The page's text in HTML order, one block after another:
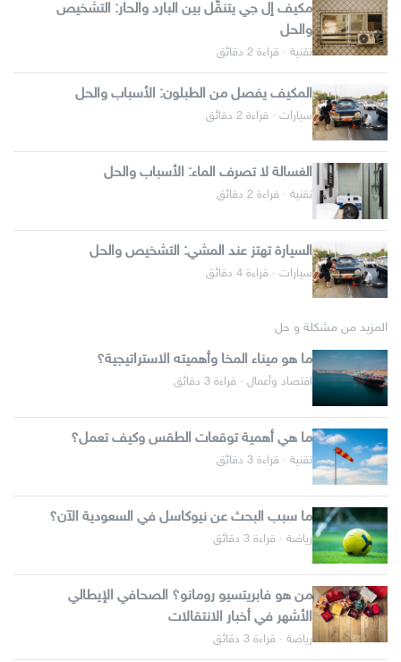
مكيف إل جي يتنقّل بين البارد والحار: التشخيص
والحل
تقنية · قراءة 2 دقائق
المكيف يفصل من الطبلون: الأسباب والحل
سيارات · قراءة 2 دقائق
الغسالة لا تصرف الماء: الأسباب والحل
تقنية · قراءة 2 دقائق
السيارة تهتز عند المشي: التشخيص والحل
سيارات · قراءة 4 دقائق
المزيد من مشكلة و حل
ما هو ميناء المخا وأهميته الاستراتيجية؟
اقتصاد وأعمال · قراءة 3 دقائق
ما هي أهمية توقعات الطقس وكيف تعمل؟
تقنية · قراءة 3 دقائق
ما سبب البحث عن نيوكاسل في السعودية الآن؟
رياضة · قراءة 3 دقائق
من هو فابريتسيو رومانو؟ الصحافي الإيطالي
الأشهر في أخبار الانتقالات
رياضة · قراءة 3 دقائق